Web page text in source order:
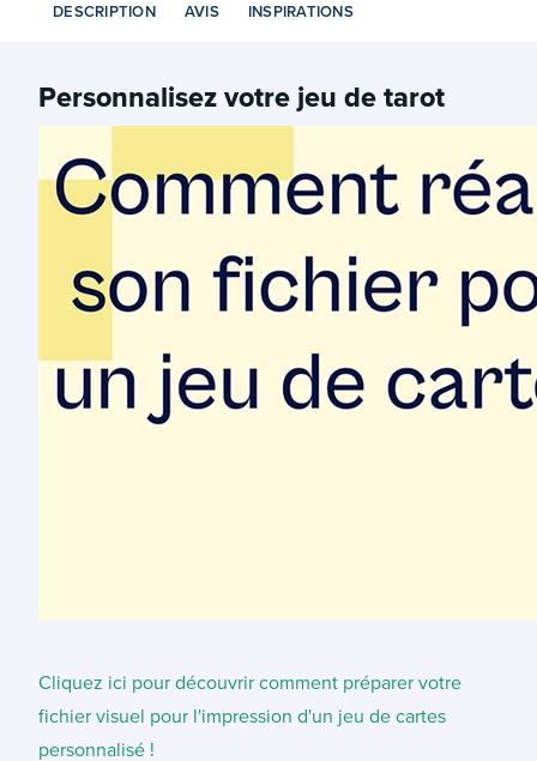
DESCRIPTION AVIS INSPIRATIONS
Personnalisez votre jeu de tarot
Cliquez ici pour découvrir comment préparer votre
fichier visuel pour l'impression d'un jeu de cartes
personnalisé !